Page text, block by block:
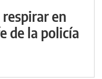
en
de la policía